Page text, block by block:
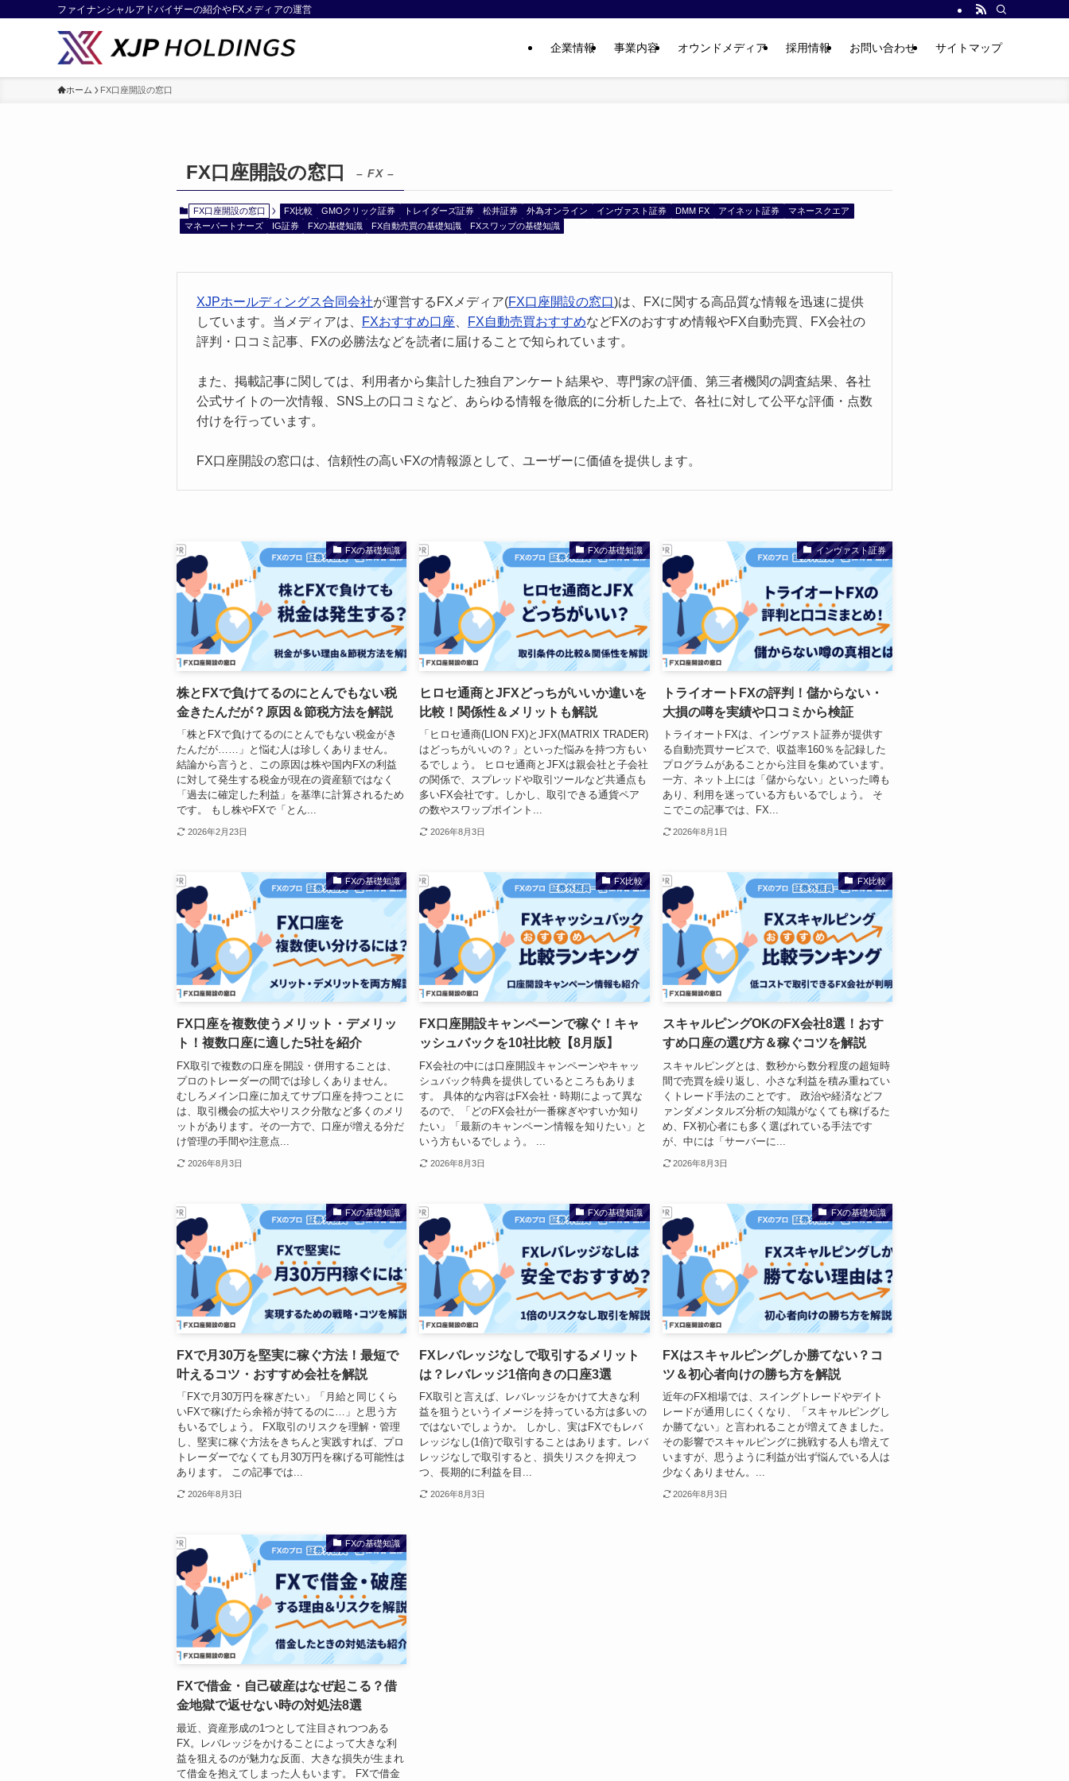
ファイナンシャルアドバイザーの紹介やFXメディアの運営
企業情報 事業内容 オウンドメディア 採用情報 お問い合わせ サイトマップ
ホーム FX口座開設の窓口
FX口座開設の窓口 – FX –
FX口座開設の窓口 FX比較 GMOクリック証券 トレイダーズ証券 松井証券 外為オンライン インヴァスト証券 DMM FX アイネット証券
マネースクエア
マネーパートナーズ
IG証券 FXの基礎知識 FX自動売買の基礎知識 FXスワップの基礎知識
XJPホールディングス合同会社が運営するFXメディア(FX口座開設の窓口)は、FXに関する高品質な情報を迅速に提供
しています。当メディアは、
FXおすすめ口座 FX自動売買おすすめなどFXのおすすめ情報やFX自動売買、FX会社の
評判・口コミ記事、FXの必勝法などを読者に届けることで知られています。
また、掲載記事に関しては、利用者から集計した独自アンケート結果や、専門家の評価、第三者機関の調査結果、各社
公式サイトの一次情報、SNS上の口コミなど、あらゆる情報を徹底的に分析した上で、各社に対して公平な評価・点数
付けを行っています。
FX口座開設の窓口は、信頼性の高いFXの情報源として、ユーザーに価値を提供します。
FXの基礎知識
株とFXで負けてるのにとんでもない税
金きたんだが？原因＆節税方法を解説
「株とFXで負けてるのにとんでもない税金がき
たんだが……」と悩む人は珍しくありません。
結論から言うと、この原因は株や国内FXの利益
に対して発生する税金が現在の資産額ではなく
「過去に確定した利益」を基準に計算されるため
です。 もし株やFXで「とん...
2026年2月23日
FXの基礎知識
ヒロセ通商とJFXどっちがいいか違いを
比較！関係性＆メリットも解説
「ヒロセ通商(LION FX)とJFX(MATRIX TRADER)
はどっちがいいの？」といった悩みを持つ方もい
るでしょう。 ヒロセ通商とJFXは親会社と子会社
の関係で、スプレッドや取引ツールなど共通点も
多いFX会社です。しかし、取引できる通貨ペア
の数やスワップポイント...
2026年8月3日
インヴァスト証券
トライオートFXの評判！儲からない・
大損の噂を実績や口コミから検証
トライオートFXは、インヴァスト証券が提供す
る自動売買サービスで、収益率160％を記録した
プログラムがあることから注目を集めています。
一方、ネット上には「儲からない」といった噂も
あり、利用を迷っている方もいるでしょう。 そ
こでこの記事では、FX...
2026年8月1日
FXの基礎知識
FX口座を複数使うメリット・デメリッ
ト！複数口座に適した5社を紹介
FX取引で複数の口座を開設・併用することは、
プロのトレーダーの間では珍しくありません。
むしろメイン口座に加えてサブ口座を持つことに
は、取引機会の拡大やリスク分散など多くのメリ
ットがあります。その一方で、口座が増える分だ
け管理の手間や注意点...
2026年8月3日
FX比較
FX口座開設キャンペーンで稼ぐ！キャ
ッシュバックを10社比較【8月版】
FX会社の中には口座開設キャンペーンやキャッ
シュバック特典を提供しているところもありま
す。 具体的な内容はFX会社・時期によって異な
るので、「どのFX会社が一番稼ぎやすいか知り
たい」「最新のキャンペーン情報を知りたい」と
いう方もいるでしょう。 ...
2026年8月3日
FX比較
スキャルピングOKのFX会社8選！おす
すめ口座の選び方＆稼ぐコツを解説
スキャルピングとは、数秒から数分程度の超短時
間で売買を繰り返し、小さな利益を積み重ねてい
くトレード手法のことです。 政治や経済などフ
ァンダメンタルズ分析の知識がなくても稼げるた
め、FX初心者にも多く選ばれている手法です
が、中には「サーバーに...
2026年8月3日
FXの基礎知識
FXで月30万を堅実に稼ぐ方法！最短で
叶えるコツ・おすすめ会社を解説
「FXで月30万円を稼ぎたい」「月給と同じくら
いFXで稼げたら余裕が持てるのに…」と思う方
もいるでしょう。 FX取引のリスクを理解・管理
し、堅実に稼ぐ方法をきちんと実践すれば、プロ
トレーダーでなくても月30万円を稼げる可能性は
あります。 この記事では...
2026年8月3日
FXの基礎知識
FXレバレッジなしで取引するメリット
は？レバレッジ1倍向きの口座3選
FX取引と言えば、レバレッジをかけて大きな利
益を狙うというイメージを持っている方は多いの
ではないでしょうか。 しかし、実はFXでもレバ
レッジなし(1倍)で取引することはあります。レバ
レッジなしで取引すると、損失リスクを抑えつ
つ、長期的に利益を目...
2026年8月3日
FXの基礎知識
FXはスキャルピングしか勝てない？コ
ツ＆初心者向けの勝ち方を解説
近年のFX相場では、スイングトレードやデイト
レードが通用しにくくなり、「スキャルピングし
か勝てない」と言われることが増えてきました。
その影響でスキャルピングに挑戦する人も増えて
いますが、思うように利益が出ず悩んでいる人は
少なくありません。...
2026年8月3日
FXの基礎知識
FXで借金・自己破産はなぜ起こる？借
金地獄で返せない時の対処法8選
最近、資産形成の1つとして注目されつつある
FX。レバレッジをかけることによって大きな利
益を狙えるのが魅力な反面、大きな損失が生まれ
て借金を抱えてしまった人もいます。 FXで借金